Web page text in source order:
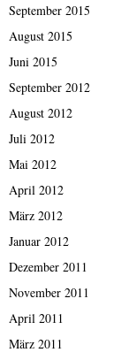
September 2015
August 2015
Juni 2015
September 2012
August 2012
Juli 2012
Mai 2012
April 2012
März 2012
Januar 2012
Dezember 2011
November 2011
April 2011
März 2011